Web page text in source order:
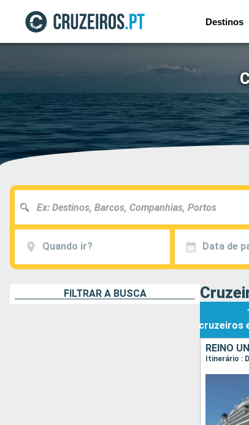
Destinos
Quando ir? Data de
FILTRAR A BUSCA
cruzeiros
REINO